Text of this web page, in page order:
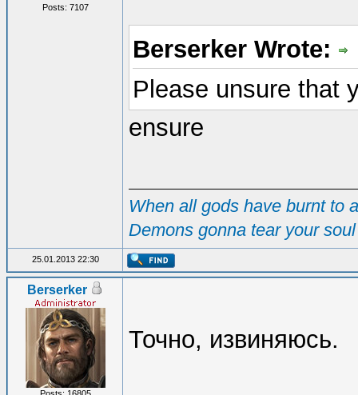
Posts: 7107
Berserker Wrote:
Please unsure that
ensure
When all gods have burnt to
Demons gonna tear your
25.01.2013 22:30
Berserker
Точно, извиняюсь.